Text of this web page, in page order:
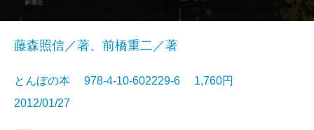
藤森照信／著、前橋重二／著
とんぼの本 978-4-10-602229-6 1,760円
2012/01/27